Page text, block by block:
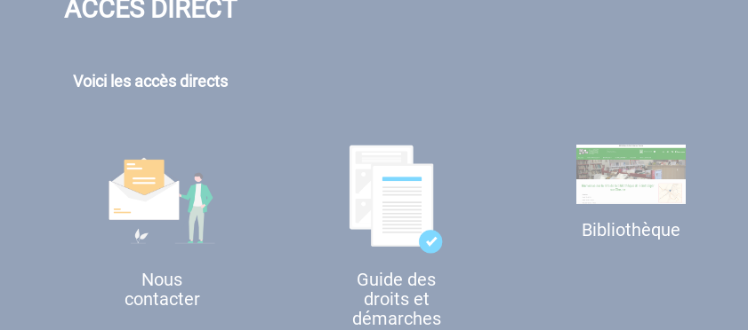
ACCÈS DIRECT
Voici les accès directs
Nous
contacter
Guide des
droits et
démarches
Bibliothèque